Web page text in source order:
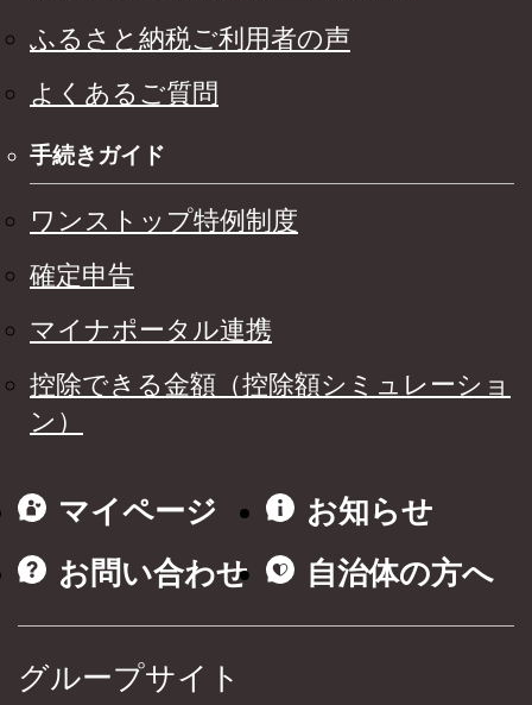
ふるさと納税ご利用者の声
よくあるご質問
手続きガイド
ワンストップ特例制度
確定申告
マイナポータル連携
控除できる金額（控除額シミュレーショ
ン）
マイページ
お知らせ
お問い合わせ
自治体の方へ
グループサイト